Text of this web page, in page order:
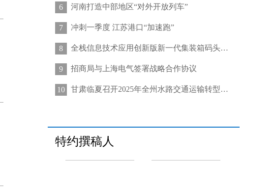
6 河南打造中部地区“对外开放列车”
7 冲刺一季度 江苏港口“加速跑”
8 全栈信息技术应用创新版新一代集装箱码头管控系统在天津港上线运行
9 招商局与上海电气签署战略合作协议
10 甘肃临夏召开2025年全州水路交通运输转型发展推进会
特约撰稿人